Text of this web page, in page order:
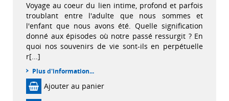
Voyage au coeur du lien intime, profond et parfois
troublant entre l'adulte que nous sommes et
l'enfant que nous avons été. Quelle signification
donné aux épisodes où notre passé ressurgit ? En
quoi nos souvenirs de vie sont-ils en perpétuelle
r[...]
Plus d'information...
Ajouter au panier